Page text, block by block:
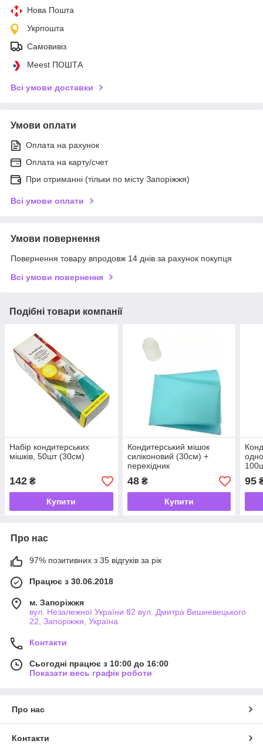
Нова Пошта
Укрпошта
Самовивіз
Meest ПОШТА
Всі умови доставки
Умови оплати
Оплата на рахунок
Оплата на карту/счет
При отриманні (тільки по місту Запоріжжя)
Всі умови оплати
Умови повернення
Повернення товару впродовж 14 днів за рахунок покупця
Всі умови повернення
Подібні товари компанії
Набір кондитерських
мішків, 50шт (30см)
142 ₴
Купити
Кондитерський мішок
силіконовий (30см) +
перехідник
48₴
Купити
95
Про нас
97% позитивних з 35 відгуків за рік
Працює з 30.06.2018
м. Запоріжжя
вул. Незалежної України 82 вул. Дмитра Вишневецького
22, Запоріжжя, Україна
Контакти
Сьогодні працює з 10:00 до 16:00
Показати весь графік роботи
Про нас
Контакти